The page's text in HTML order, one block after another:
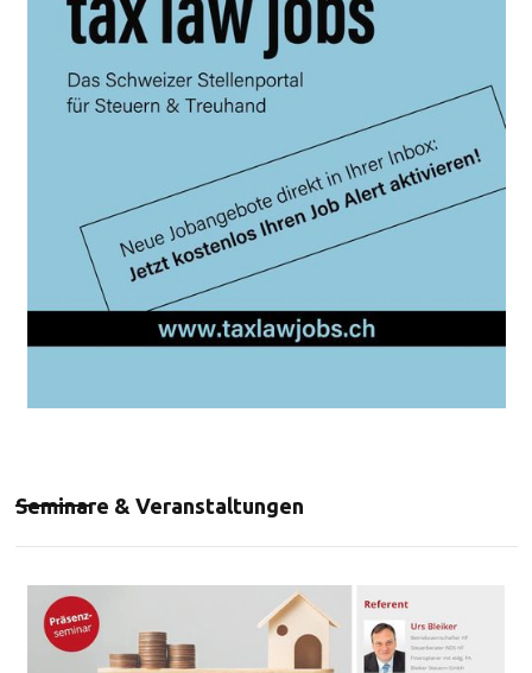
Seminare & Veranstaltungen